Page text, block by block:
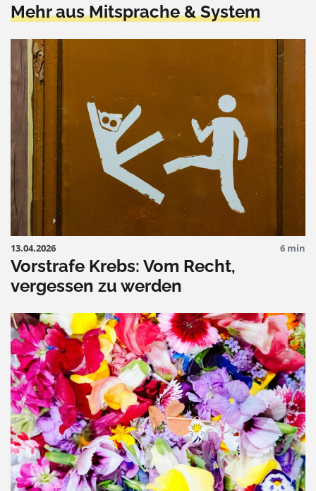
Mehr aus Mitsprache & System
13.04.2026 6 min
Vorstrafe Krebs: Vom Recht,
vergessen zu werden